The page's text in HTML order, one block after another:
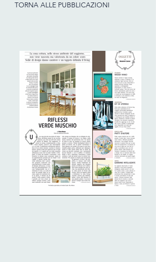
TORNA ALLE PUBBLICAZIONI